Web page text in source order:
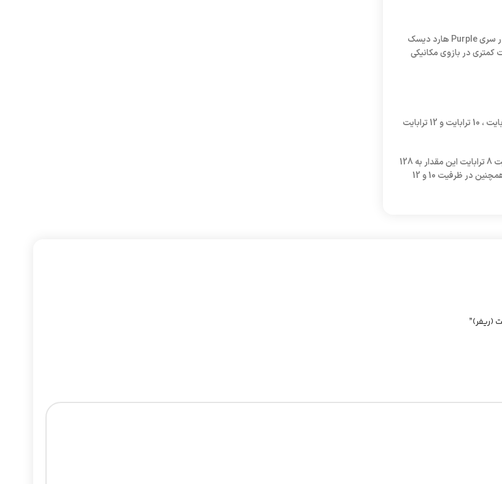
شرکت سیگیت برای کمتر شدن آسیب هارد دیسک و ارتعاشات ، از تکنولوژی IntelliSeek در سری Purple هارد دیسک
در بازوی مکانیکی
این محصول در ظرفیت های 1 ترابایت ، 2 ترابایت ، 3 ترابایت ، 4 ترابایت ، 6 ترابایت ، 8 ترابایت ، 10 ترابایت و 12 ترابایت
تا ظرفیت 6 ترابایت همگی این هارد دیسک ها دارای 64 مگابایت کش می باشند و در ظرفیت 8 ترابایت این مقدار به 128
مگابایت می رسد و در مدل های جدید با حافظه کش 256 مگابایت نیز تولید شده است و همچنین در ظرفیت 10 و 12